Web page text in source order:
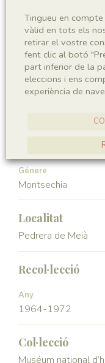
Taxonomia
Regne
Plantae
Subphyllum
Angiospermae
Génere
Montsechia
Localitat
Pedrera de Meià
Recol·lecció
Any
1964-1972
Col·lecció
Muséum national
Tingueu en
vàlid en tots els
retirar el vostre
fent clic al botó
part inferior de la
eleccions i ens
experiència de